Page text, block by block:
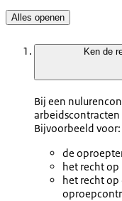
Alles openen
Ken de
Bij een
arbeidscontracten
Bijvoorbeeld voor:
de
het recht op
het recht op